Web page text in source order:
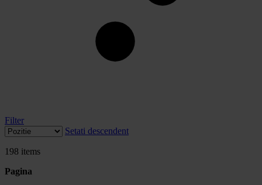
Filter
Setati descendent
198 items
Pagina